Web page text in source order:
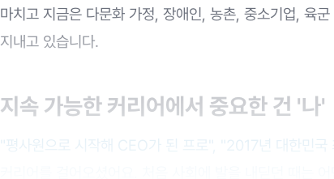
마치고 지금은 다문화 가정, 장애인, 농촌, 중소기업, 육
지내고 있습니다.
지속 가능한 커리어에서 중요한 건 '나'
"평사원으로 시작해 CEO가 된 프로", "2017년 대한민국